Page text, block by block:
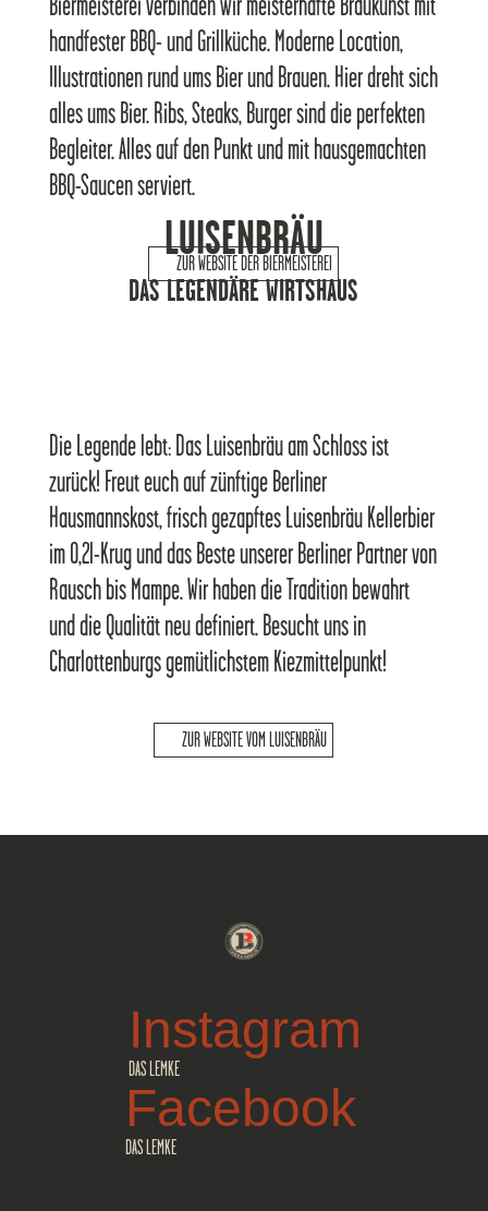
handfester BBQ- und Grillküche. Moderne Location,
Illustrationen rund ums Bier und Brauen. Hier dreht sich
alles ums Bier. Ribs, Steaks, Burger sind die perfekten
Begleiter. Alles auf den Punkt und mit hausgemachten
BBQ-Saucen serviert.
ZUR WEBSITE DER BIERMEISTEREI
LUISENBRÄU
DAS LEGENDÄRE WIRTSHAUS
Die Legende lebt: Das Luisenbräu am Schloss ist
zurück! Freut euch auf zünftige Berliner
Hausmannskost, frisch gezapftes Luisenbräu Kellerbier
im 0,2l-Krug und das Beste unserer Berliner Partner von
Rausch bis Mampe. Wir haben die Tradition bewahrt
und die Qualität neu definiert. Besucht uns in
Charlottenburgs gemütlichstem Kiezmittelpunkt!​
ZUR WEBSITE VOM LUISENBRÄU
Instagram
DAS LEMKE
Facebook
DAS LEMKE